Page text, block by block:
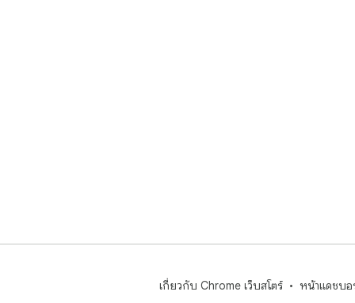
เกี่ยวกับ Chrome เว็บสโตร์ หน้าแดชบ